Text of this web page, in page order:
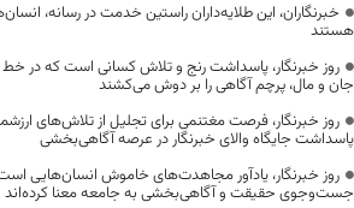
خبرنگاران، این طلایه‌داران راستین خدمت در رسانه،
هستند
روز خبرنگار، پاسداشت رنج و تلاش کسانی است که در خط
جان و مال، پرچم آگاهی را بر دوش می‌کشند
روز خبرنگار، فرصت مغتنمی برای تجلیل از تلاش‌های
پاسداشت جایگاه والای خبرنگار در عرصه آگاهی‌بخشی
روز خبرنگار، یادآور مجاهدت‌های خاموش انسان‌هایی
جست‌وجوی حقیقت و آگاهی‌بخشی به جامعه معنا کرده‌اند